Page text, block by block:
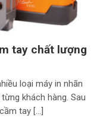
tay chất lượng
loại máy in nhãn
khách hàng. Sau
tay […]